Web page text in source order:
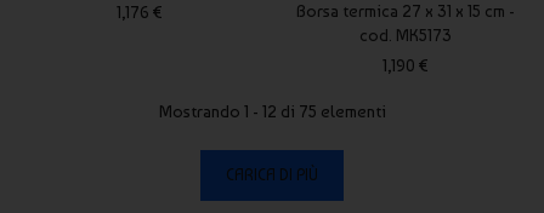
1,176 €
Borsa termica 27 x 31 x 15 cm -
cod. MK5173
1,190 €
Mostrando 1 - 12 di 75 elementi
CARICA DI PIÙ